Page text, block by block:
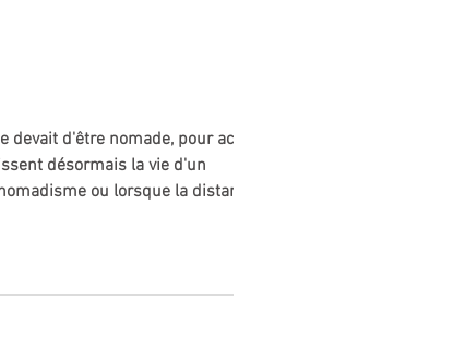
devait d'être nomade, pour acquérir
désormais la vie d'un
ou lorsque la distance